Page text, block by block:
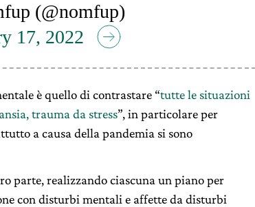
(@nomfup)
17, 2022
è quello di contrastare “tutte le situazioni
trauma da stress”, in particolare per
a causa della pandemia si sono
parte, realizzando ciascuna un piano per
con disturbi mentali e affette da disturbi